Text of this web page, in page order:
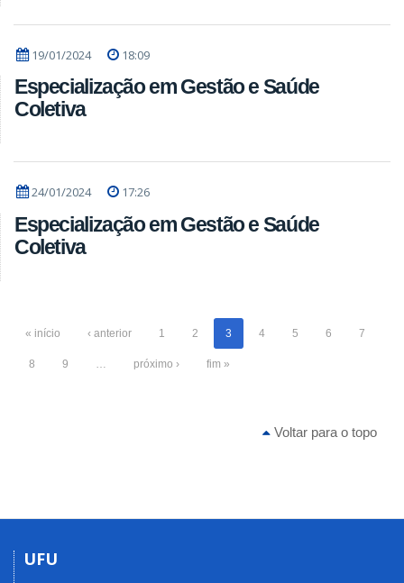
19/01/2024 18:09
Especialização em Gestão e Saúde
Coletiva
24/01/2024 17:26
Especialização em Gestão e Saúde
Coletiva
« início ‹ anterior 1 2 3 4 5 6 7
8 9 próximo › fim »
Voltar para o topo
UFU